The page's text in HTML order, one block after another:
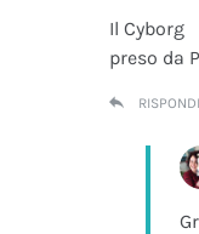
Il Cyborg
preso da
RISPONDI